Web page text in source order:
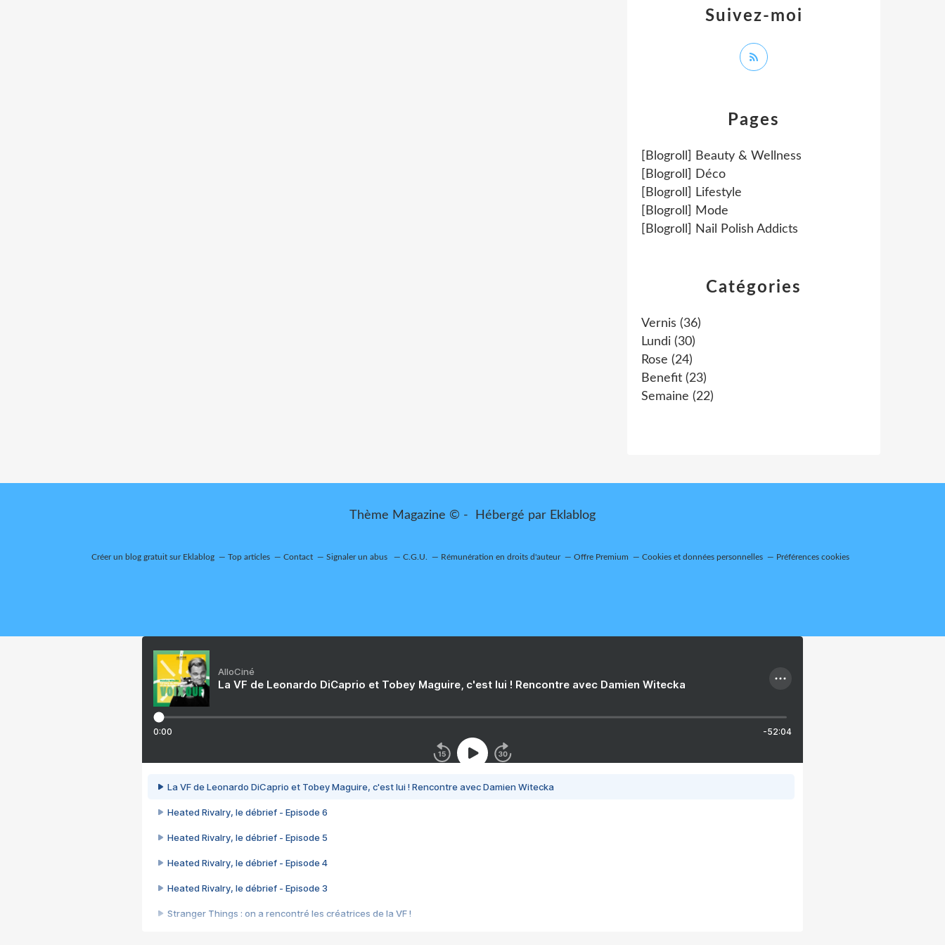
Catégories
Vernis (36)
Lundi (30)
Rose (24)
Benefit (23)
Semaine (22)
Pages
[Blogroll] Beauty & Wellness
[Blogroll] Déco
[Blogroll] Lifestyle
[Blogroll] Mode
[Blogroll] Nail Polish Addicts
Suivez-moi
Thème Magazine © - Hébergé par Eklablog
Créer un blog gratuit sur Eklablog Top articles Contact Signaler un abus C.G.U. Rémunération en droits d'auteur Offre Premium Cookies et données personnelles Préférences cookies
AlloCiné
La VF de Leonardo DiCaprio et Tobey Maguire, c'est lui ! Rencontre avec Damien Witecka
0:00 -52:04
La VF de Leonardo DiCaprio et Tobey Maguire, c'est lui ! Rencontre avec Damien Witecka
Heated Rivalry, le débrief - Episode 6
Heated Rivalry, le débrief - Episode 5
Heated Rivalry, le débrief - Episode 4
Heated Rivalry, le débrief - Episode 3
Stranger Things : on a rencontré les créatrices de la VF !